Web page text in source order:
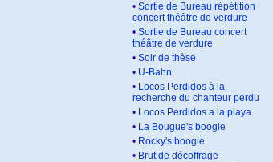
• Sortie de Bureau répétition
concert théâtre de verdure
• Sortie de Bureau concert
théâtre de verdure
• Soir de thèse
• U-Bahn
• Locos Perdidos à la
recherche du chanteur perdu
• Locos Perdidos a la playa
• La Bougue's boogie
• Rocky's boogie
• Brut de décoffrage